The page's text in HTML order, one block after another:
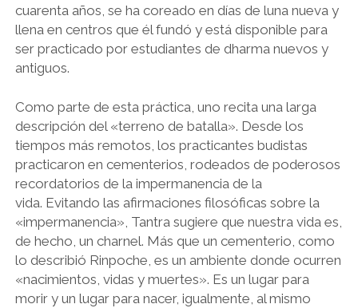
cuarenta años, se ha coreado en días de luna nueva y
llena en centros que él fundó y está disponible para
ser practicado por estudiantes de dharma nuevos y
antiguos.
Como parte de esta práctica, uno recita una larga
descripción del «terreno de batalla». Desde los
tiempos más remotos, los practicantes budistas
practicaron en cementerios, rodeados de poderosos
recordatorios de la impermanencia de la
vida. Evitando las afirmaciones filosóficas sobre la
«impermanencia», Tantra sugiere que nuestra vida es,
de hecho, un charnel. Más que un cementerio, como
lo describió Rinpoche, es un ambiente donde ocurren
«nacimientos, vidas y muertes». Es un lugar para
morir y un lugar para nacer, igualmente, al mismo